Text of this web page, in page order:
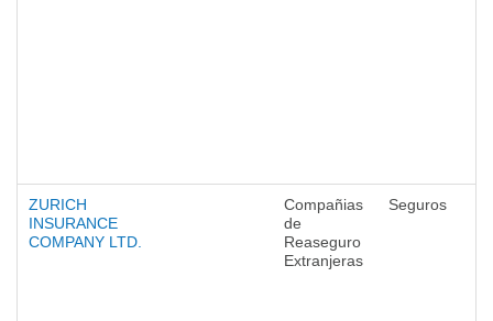
ZURICH
INSURANCE
COMPANY LTD.
Compañias
de
Reaseguro
Extranjeras
Seguros